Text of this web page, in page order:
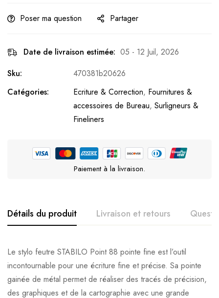
Poser ma question Partager
Date de livraison estimée: 05 - 12 Juil, 2026
Sku:
470381b20626
Catégories:
Ecriture & Correction, Fournitures &
accessoires de Bureau, Surligneurs &
Fineliners
Paiement à la livraison.
Détails du produit Livraison et retours
Le stylo feutre STABILO Point 88 pointe fine est l’outil
incontournable pour une écriture fine et précise. Sa pointe
gainée de métal permet de réaliser des tracés de précision,
des graphiques et de la cartographie avec une grande